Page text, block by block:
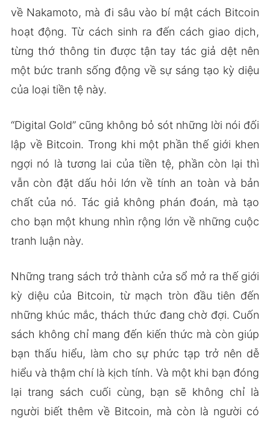
về Nakamoto, mà đi sâu vào bí mật cách Bitcoin
hoạt động. Từ cách sinh ra đến cách giao dịch,
từng thớ thông tin được tận tay tác giả dệt nên
một bức tranh sống động về sự sáng tạo kỳ diệu
của loại tiền tệ này.
“Digital Gold” cũng không bỏ sót những lời nói đối
lập về Bitcoin. Trong khi một phần thế giới khen
ngợi nó là tương lai của tiền tệ, phần còn lại thì
vẫn còn đặt dấu hỏi lớn về tính an toàn và bản
chất của nó. Tác giả không phán đoán, mà tạo
cho bạn một khung nhìn rộng lớn về những cuộc
tranh luận này.
Những trang sách trở thành cửa sổ mở ra thế giới
kỳ diệu của Bitcoin, từ mạch tròn đầu tiên đến
những khúc mắc, thách thức đang chờ đợi. Cuốn
sách không chỉ mang đến kiến thức mà còn giúp
bạn thấu hiểu, làm cho sự phức tạp trở nên dễ
hiểu và thậm chí là kịch tính. Và một khi bạn đóng
lại trang sách cuối cùng, bạn sẽ không chỉ là
người biết thêm về Bitcoin, mà còn là người có